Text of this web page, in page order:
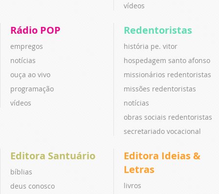
vídeos
Rádio POP
empregos
notícias
ouça ao vivo
programação
vídeos
Redentoristas
história pe. vitor
hospedagem santo afonso
missionários redentoristas
missões redentoristas
notícias
obras sociais redentoristas
secretariado vocacional
Editora Santuário
bíblias
deus conosco
Editora Ideias &
Letras
livros